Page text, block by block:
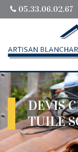
05.33.06.02.67
DEVIS
TUILE